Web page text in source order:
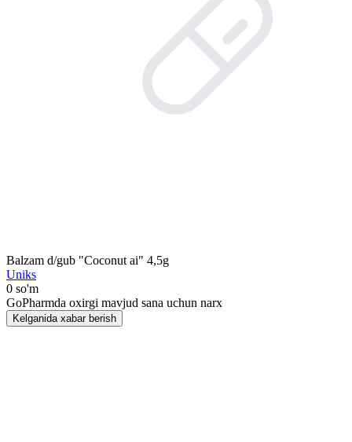
Balzam d/gub "Coconut ai" 4,5g
Uniks
0 so'm
GoPharmda oxirgi mavjud sana uchun narx
Kelganida xabar berish